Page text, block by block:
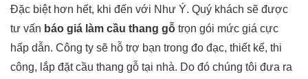
Đặc biệt hơn hết, khi đến với Như Ý. Quý khách sẽ được
tư vấn báo giá làm cầu thang gỗ trọn gói mức giá cực
hấp dẫn. Công ty sẽ hỗ trợ bạn trong đo đạc, thiết kế, thi
công, lắp đặt cầu thang gỗ tại nhà. Do đó chúng tôi đưa ra